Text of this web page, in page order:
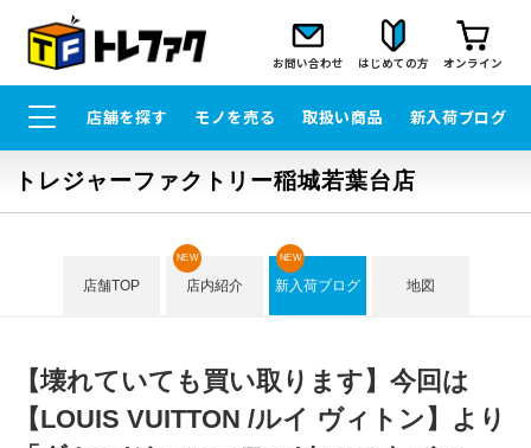
お問い合わせ はじめての方 オンライン
店舗を探す モノを売る 取扱い商品 新入荷ブログ
トレジャーファクトリー稲城若葉台店
店舗TOP 店内紹介
NEW
新入荷ブログ
NEW
地図
【壊れていても買い取ります】今回は
【LOUIS VUITTON /ルイ ヴィトン】より